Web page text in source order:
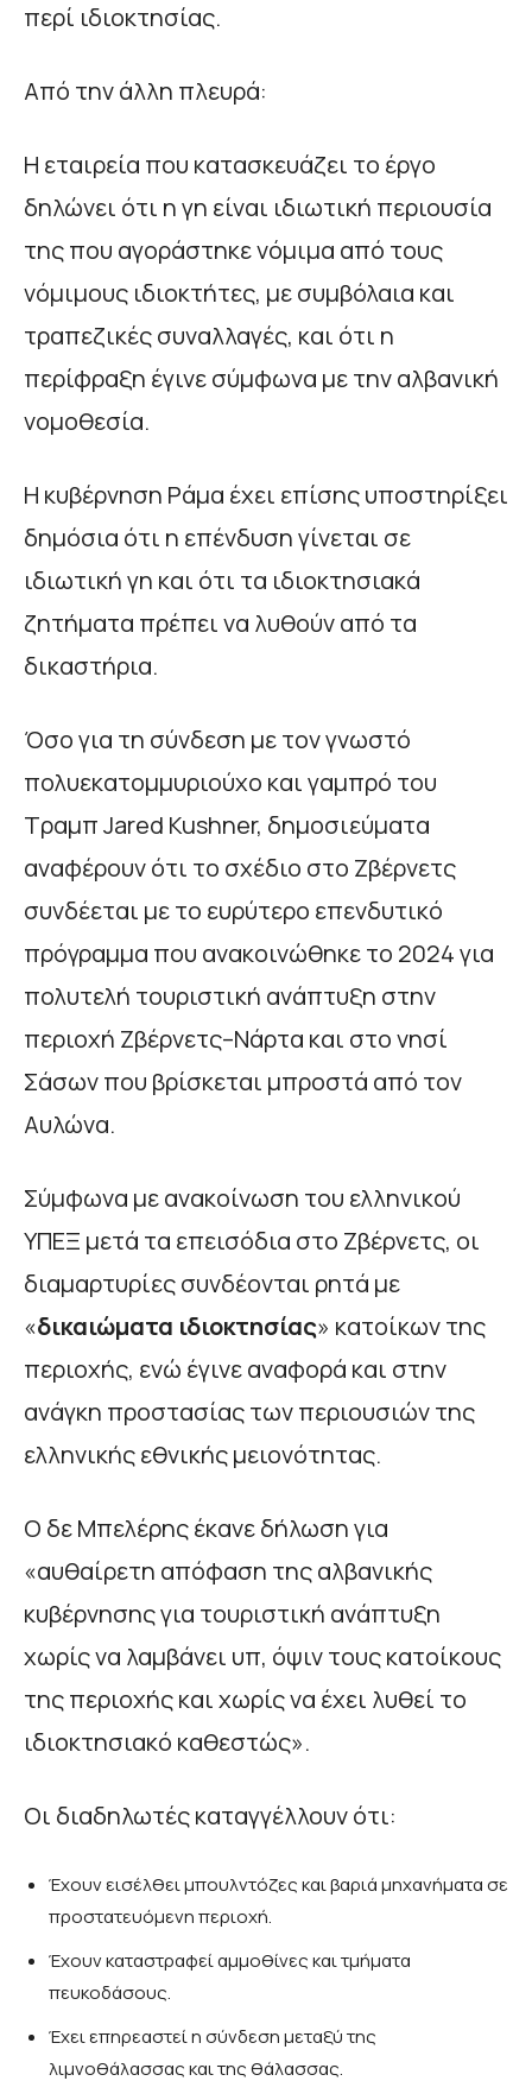
περί ιδιοκτησίας.
Από την άλλη πλευρά:
Η εταιρεία που κατασκευάζει το έργο
δηλώνει ότι η γη είναι ιδιωτική περιουσία
της που αγοράστηκε νόμιμα από τους
νόμιμους ιδιοκτήτες, με συμβόλαια και
τραπεζικές συναλλαγές, και ότι η
περίφραξη έγινε σύμφωνα με την αλβανική
νομοθεσία.
Η κυβέρνηση Ράμα έχει επίσης υποστηρίξει
δημόσια ότι η επένδυση γίνεται σε
ιδιωτική γη και ότι τα ιδιοκτησιακά
ζητήματα πρέπει να λυθούν από τα
δικαστήρια.
Όσο για τη σύνδεση με τον γνωστό
πολυεκατομμυριούχο και γαμπρό του
Τραμπ Jared Kushner, δημοσιεύματα
αναφέρουν ότι το σχέδιο στο Ζβέρνετς
συνδέεται με το ευρύτερο επενδυτικό
πρόγραμμα που ανακοινώθηκε το 2024 για
πολυτελή τουριστική ανάπτυξη στην
περιοχή Ζβέρνετς–Νάρτα και στο νησί
Σάσων που βρίσκεται μπροστά από τον
Αυλώνα.
Σύμφωνα με ανακοίνωση του ελληνικού
ΥΠΕΞ μετά τα επεισόδια στο Ζβέρνετς, οι
διαμαρτυρίες συνδέονται ρητά με
«δικαιώματα ιδιοκτησίας» κατοίκων της
περιοχής, ενώ έγινε αναφορά και στην
ανάγκη προστασίας των περιουσιών της
ελληνικής εθνικής μειονότητας.
Ο δε Μπελέρης έκανε δήλωση για
«αυθαίρετη απόφαση της αλβανικής
κυβέρνησης για τουριστική ανάπτυξη
χωρίς να λαμβάνει υπ, όψιν τους κατοίκους
της περιοχής και χωρίς να έχει λυθεί το
ιδιοκτησιακό καθεστώς».
Οι διαδηλωτές καταγγέλλουν ότι:
Έχουν εισέλθει μπουλντόζες και βαριά μηχανήματα σε
προστατευόμενη περιοχή.
Έχουν καταστραφεί αμμοθίνες και τμήματα
πευκοδάσους.
Έχει επηρεαστεί η σύνδεση μεταξύ της
λιμνοθάλασσας και της θάλασσας.